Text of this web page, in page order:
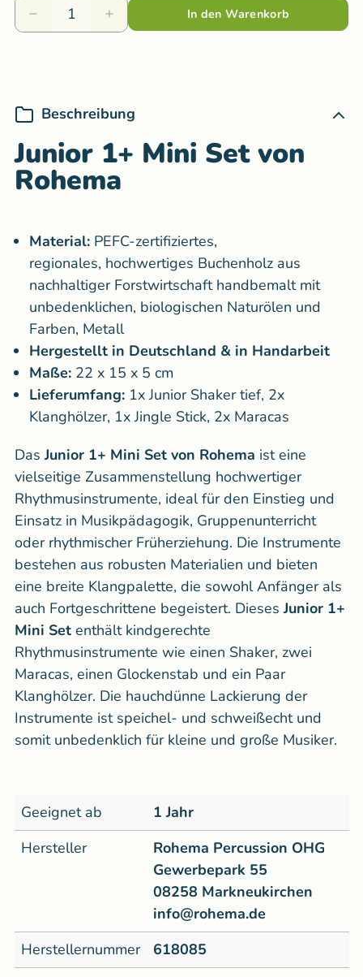
In den Warenkorb
Beschreibung
Junior 1+ Mini Set von
Rohema
Material: PEFC-zertifiziertes,
regionales, hochwertiges Buchenholz aus
nachhaltiger Forstwirtschaft handbemalt mit
unbedenklichen, biologischen Naturölen und
Farben, Metall
Hergestellt in Deutschland & in Handarbeit
Maße: 22 x 15 x 5 cm
Lieferumfang: 1x Junior Shaker tief, 2x
Klanghölzer, 1x Jingle Stick, 2x Maracas
Das Junior 1+ Mini Set von Rohema ist eine
vielseitige Zusammenstellung hochwertiger
Rhythmusinstrumente, ideal für den Einstieg und
Einsatz in Musikpädagogik, Gruppenunterricht
oder rhythmischer Früherziehung. Die Instrumente
bestehen aus robusten Materialien und bieten
eine breite Klangpalette, die sowohl Anfänger als
auch Fortgeschrittene begeistert. DiesesJunior 1+
Mini Set enthält kindgerechte
Rhythmusinstrumente wie einen Shaker, zwei
Maracas, einen Glockenstab und ein Paar
Klanghölzer. Die hauchdünne Lackierung der
Instrumente ist speichel- und schweißecht und
somit unbedenklich für kleine und große Musiker.
Geeignet ab
1 Jahr
Hersteller
Rohema Percussion OHG
Gewerbepark 55
08258 Markneukirchen
info@rohema.de
Herstellernummer
618085